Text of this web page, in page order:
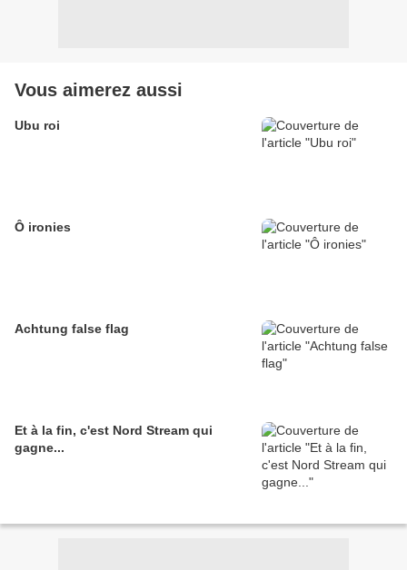
Vous aimerez aussi
Ubu roi
Ô ironies
Achtung false flag
Et à la fin, c'est Nord Stream qui
gagne...